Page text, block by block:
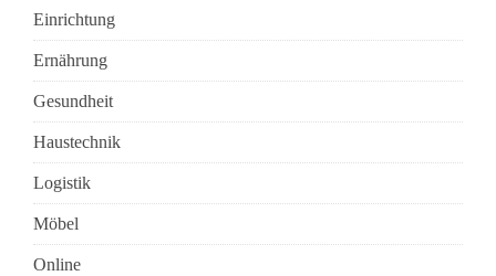
Einrichtung
Ernährung
Gesundheit
Haustechnik
Logistik
Möbel
Online